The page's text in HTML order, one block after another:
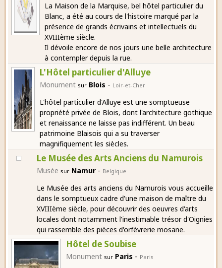
La Maison de la Marquise, bel hôtel particulier du
Blanc, a été au cours de l'histoire marqué par la
présence de grands écrivains et intellectuels du
XVIIIème siècle.
Il dévoile encore de nos jours une belle architecture
à contempler depuis la rue.
L'Hôtel particulier d'Alluye
Monument sur Blois - Loir-et-Cher
L'hôtel particulier d'Alluye est une somptueuse
propriété privée de Blois, dont l'architecture gothique
et renaissance ne laisse pas indifférent. Un beau
patrimoine Blaisois qui a su traverser
magnifiquement les siècles.
Le Musée des Arts Anciens du Namurois
Musée sur Namur- Belgique
Le Musée des arts anciens du Namurois vous accueille
dans le somptueux cadre d'une maison de maître du
XVIIIème siècle, pour découvrir des oeuvres d'arts
locales dont notamment l'inestimable trésor d'Oignies
qui rassemble des pièces d'orfèvrerie mosane.
Hôtel de Soubise
Monument sur Paris - Paris